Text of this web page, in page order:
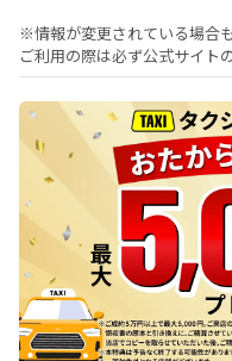
※情報が変更されている場合
ご利用の際は必ず公式サイト